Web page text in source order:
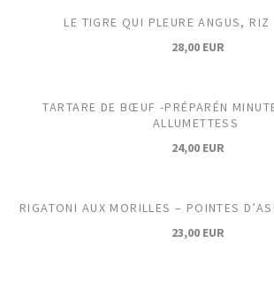
LE TIGRE QUI PLEURE ANGUS, RIZ
28,00 EUR
TARTARE DE BŒUF -PRÉPARÉN
ALLUMETTESS
24,00 EUR
RIGATONI AUX MORILLES – POINTES
23,00 EUR